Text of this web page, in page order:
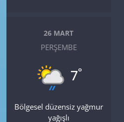
26 MART
PERŞEMBE
7°
Bölgesel düzensiz yağmur
yağışlı